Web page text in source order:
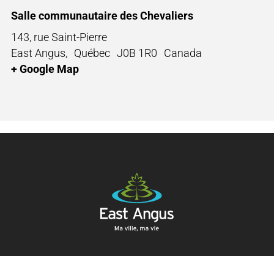
Salle communautaire des Chevaliers
143, rue Saint-Pierre
East Angus, Québec J0B 1R0
Canada
+ Google Map